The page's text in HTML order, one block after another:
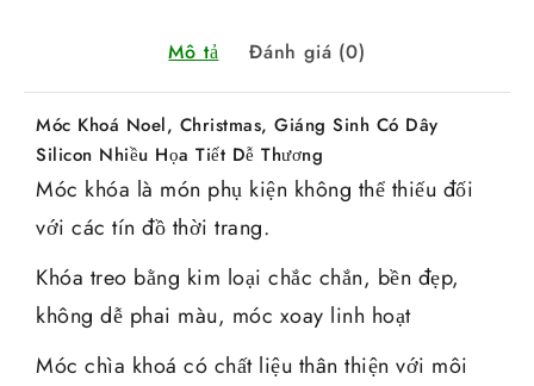
Mô tả Đánh giá (0)
Móc Khoá Noel, Christmas, Giáng Sinh Có Dây
Silicon Nhiều Họa Tiết Dễ Thương
Móc khóa là món phụ kiện không thể thiếu đối
với các tín đồ thời trang.
Khóa treo bằng kim loại chắc chắn, bền đẹp,
không dễ phai màu, móc xoay linh hoạt
Móc chìa khoá có chất liệu thân thiện với môi